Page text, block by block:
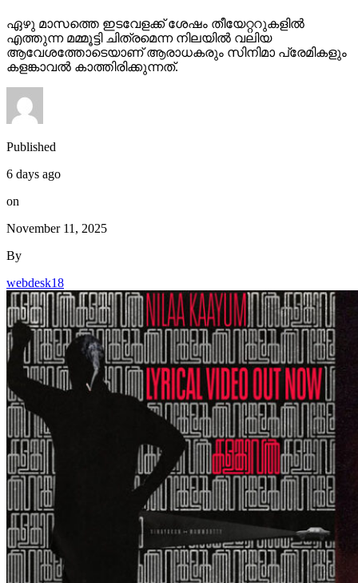
ഏഴു മാസത്തെ ഇടവേളക്ക് ശേഷം തീയേറ്ററുകളിൽ
എത്തുന്ന മമ്മൂട്ടി ചിത്രമെന്ന നിലയിൽ വലിയ
ആവേശത്തോടെയാണ് ആരാധകരും സിനിമാ പ്രേമികളും
കളങ്കാവൽ കാത്തിരിക്കുന്നത്.
Published
6 days ago
on
November 11, 2025
By
webdesk18